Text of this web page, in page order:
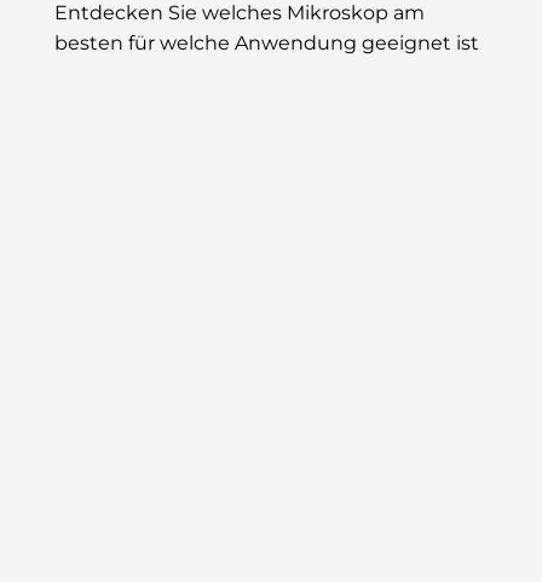
Entdecken Sie welches Mikroskop am
besten für welche Anwendung geeignet ist